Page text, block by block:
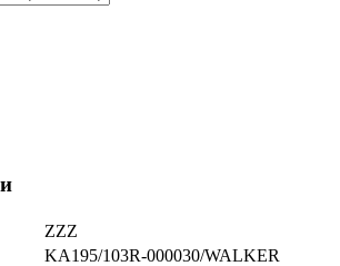
ZZZ
KA195/103R-000030/WALKER